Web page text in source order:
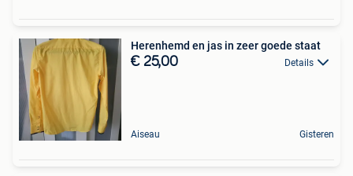
Herenhemd en jas in zeer goede staat
€ 25,00 Details
Aiseau Gisteren